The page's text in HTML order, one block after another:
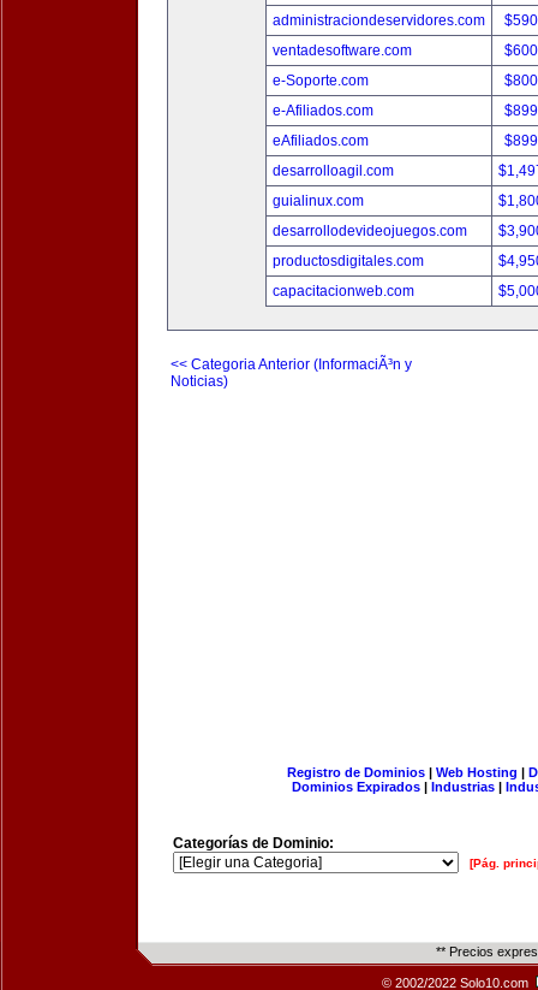
administraciondeservidores.com
ventadesoftware.com
e-Soporte.com
e-Afiliados.com
eAfiliados.com
desarrolloagil.com
guialinux.com
desarrollodevideojuegos.com
productosdigitales.com
capacitacionweb.com
<< Categoria Anterior (InformaciÃ³n y
Noticias)
Registro de Dominios| Web Hosting |
Dominios Expirados | Industrias |
Categorías de Dominio:
[Pág.
** Precios
© 2002/2022 Solo10.com